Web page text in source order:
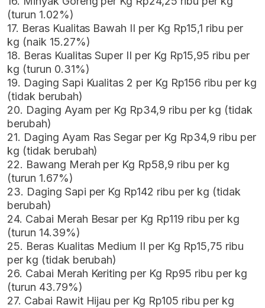
(turun 1.02%)
17. Beras Kualitas Bawah II per Kg Rp15,1 ribu per
kg (naik 15.27%)
18. Beras Kualitas Super II per Kg Rp15,95 ribu per
kg (turun 0.31%)
19. Daging Sapi Kualitas 2 per Kg Rp156 ribu per kg
(tidak berubah)
20. Daging Ayam per Kg Rp34,9 ribu per kg (tidak
berubah)
21. Daging Ayam Ras Segar per Kg Rp34,9 ribu per
kg (tidak berubah)
22. Bawang Merah per Kg Rp58,9 ribu per kg
(turun 1.67%)
23. Daging Sapi per Kg Rp142 ribu per kg (tidak
berubah)
24. Cabai Merah Besar per Kg Rp119 ribu per kg
(turun 14.39%)
25. Beras Kualitas Medium II per Kg Rp15,75 ribu
per kg (tidak berubah)
26. Cabai Merah Keriting per Kg Rp95 ribu per kg
(turun 43.79%)
27. Cabai Rawit Hijau per Kg Rp105 ribu per kg